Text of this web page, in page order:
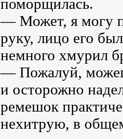
поморщилась.
— Может, я могу
руку, лицо его
немного хмурил
— Пожалуй,
и осторожно
ремешок
нехитрую, в